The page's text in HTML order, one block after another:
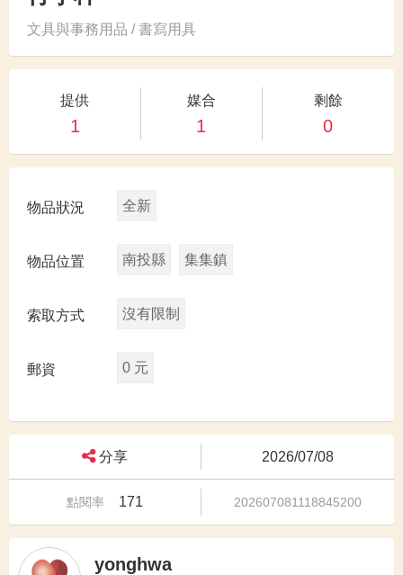
文具與事務用品 / 書寫用具
提供
1
媒合
1
剩餘
0
物品狀況 全新
物品位置 南投縣 集集鎮
索取方式 沒有限制
郵資 0 元
分享 2026/07/08
點閱率 171 202607081118845200
yonghwa